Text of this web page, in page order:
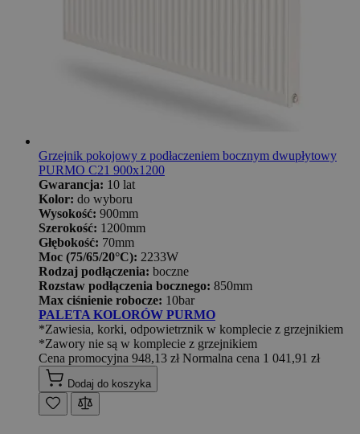
Grzejnik pokojowy z podłaczeniem bocznym dwupłytowy
PURMO C21 900x1200
Gwarancja: 10 lat
Kolor: do wyboru
Wysokość: 900mm
Szerokość: 1200mm
Głębokość: 70mm
Moc (75/65/20°C): 2233W
Rodzaj podłączenia: boczne
Rozstaw podłączenia bocznego: 850mm
Max ciśnienie robocze: 10bar
PALETA KOLORÓW PURMO
*Zawiesia, korki, odpowietrznik w komplecie z grzejnikiem
*Zawory nie są w komplecie z grzejnikiem
Cena promocyjna 948,13 zł Normalna cena 1 041,91 zł
Dodaj do koszyka